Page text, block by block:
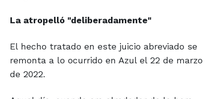
La atropelló "deliberadamente"
El hecho tratado en este juicio abreviado se
remonta a lo ocurrido en Azul el 22 de marzo
de 2022.